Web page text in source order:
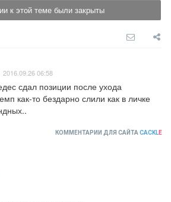
к этой теме были закрыты
2016.09.26 06:58
сдал позиции после ухода
как-то бездарно слили как в личке
КОММЕНТАРИИ ДЛЯ САЙТА CACKLE